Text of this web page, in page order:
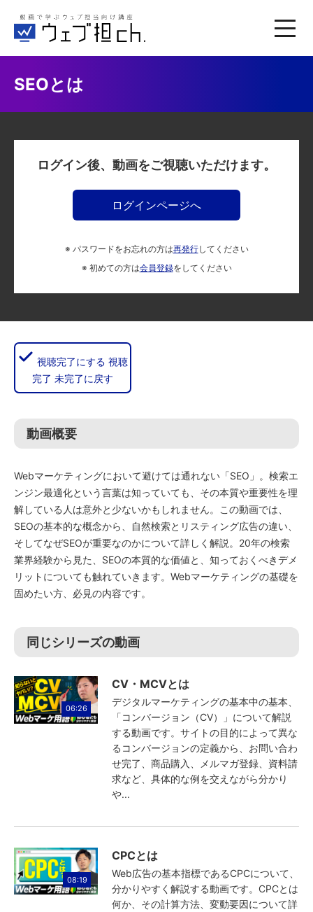
SEOとは
ログイン後、動画をご視聴いただけます。
ログインページへ
※ パスワードをお忘れの方は再発行してください
※ 初めての方は会員登録をしてください
視聴完了にする 視聴
完了 未完了に戻す
動画概要
Webマーケティングにおいて避けては通れない「SEO」。検索エ
ンジン最適化という言葉は知っていても、その本質や重要性を理
解している人は意外と少ないかもしれません。この動画では、
SEOの基本的な概念から、自然検索とリスティング広告の違い、
そしてなぜSEOが重要なのかについて詳しく解説。20年の検索
業界経験から見た、SEOの本質的な価値と、知っておくべきデメ
リットについても触れていきます。Webマーケティングの基礎を
固めたい方、必見の内容です。
同じシリーズの動画
06:26
CV・MCVとは
デジタルマーケティングの基本中の基本、
「コンバージョン（CV）」について解説
する動画です。サイトの目的によって異な
るコンバージョンの定義から、お問い合わ
せ完了、商品購入、メルマガ登録、資料請
求など、具体的な例を交えながら分かり
や...
08:19
CPCとは
Web広告の基本指標であるCPCについて、
分かりやすく解説する動画です。CPCとは
何か、その計算方法、変動要因について詳